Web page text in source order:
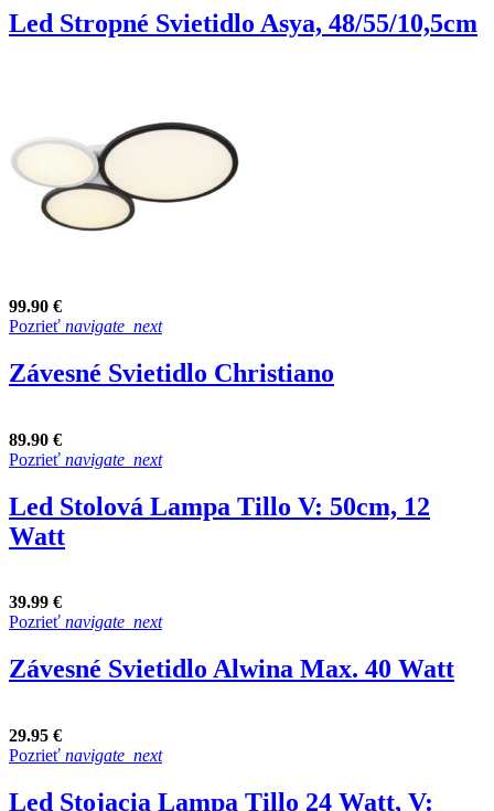
Led Stropné Svietidlo Asya, 48/55/10,5cm
99.90 €
Pozrieť navigate_next
Závesné Svietidlo Christiano
89.90 €
Pozrieť navigate_next
Led Stolová Lampa Tillo V: 50cm, 12
Watt
39.99 €
Pozrieť navigate_next
Závesné Svietidlo Alwina Max. 40 Watt
29.95 €
Pozrieť navigate_next
Led Stojacia Lampa Tillo 24 Watt, V: